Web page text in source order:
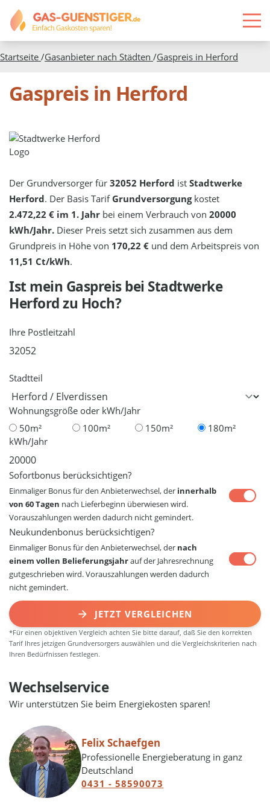
Startseite /Gasanbieter nach Städten /Gaspreis in Herford
Gaspreis in Herford
Der Grundversorger für32052 Herford istStadtwerke
Herford. Der Basis Tarif Grundversorgungkostet
2.472,22 € im 1. Jahr bei einem Verbrauch von20000
kWh/Jahr. Dieser Preis setzt sich zusammen aus dem
Grundpreis in Höhe von 170,22 € und dem Arbeitspreis von
11,51 Ct/kWh.
Ist mein Gaspreis bei Stadtwerke
Herfordzu Hoch?
Ihre Postleitzahl
Stadtteil
Wohnungsgröße oder kWh/Jahr
50m²
100m² 150m²
180m²
kWh/Jahr
Sofortbonus berücksichtigen?
Einmaliger Bonus für den Anbieterwechsel, der innerhalb
von 60 Tagen nach Lieferbeginn überwiesen wird.
Vorauszahlungen werden dadurch nicht gemindert.
Neukundenbonus berücksichtigen?
Einmaliger Bonus für den Anbieterwechsel, der nach
einem vollen Belieferungsjahrauf der Jahresrechnung
gutgeschrieben wird. Vorauszahlungen werden dadurch
nicht gemindert.
JETZT VERGLEICHEN
*Für einen objektiven Vergleich achten Sie bitte darauf, daß Sie den korrekten
Tarif Ihres jetzigen Grundversorgers auswählen und die Vergleichskriterien nach
Ihren Bedürfnissen festlegen.
Wechselservice
Wir unterstützen Sie beim Energiekosten sparen!
Felix Schaefgen
Professionelle Energieberatung in ganz
Deutschland
0431 - 58590073